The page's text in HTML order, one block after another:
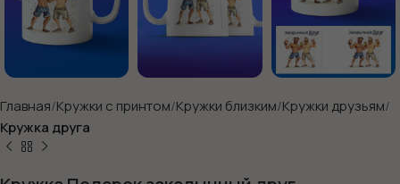
Главная Кружки с принтом Кружки близким Кружки друзьям
Кружка друга